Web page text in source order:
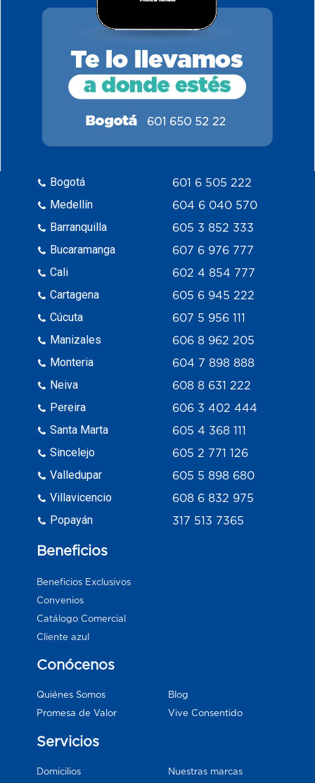
Bogotá
Medellín
Barranquilla
Bucaramanga
Cali
Cartagena
Cúcuta
Manizales
Monteria
Neiva
Pereira
Santa Marta
Sincelejo
Valledupar
Villavicencio
Popayán
601 6 505 222
604 6 040 570
605 3 852 333
607 6 976 777
602 4 854 777
605 6 945 222
607 5 956 111
606 8 962 205
604 7 898 888
608 8 631 222
606 3 402 444
605 4 368 111
605 2 771 126
605 5 898 680
608 6 832 975
317 513 7365
Beneficios
Beneficios Exclusivos
Convenios
Catálogo Comercial
Cliente azul
Conócenos
Quiénes Somos
Promesa de Valor
Blog
Vive Consentido
Servicios
Domicilios
Nuestras marcas